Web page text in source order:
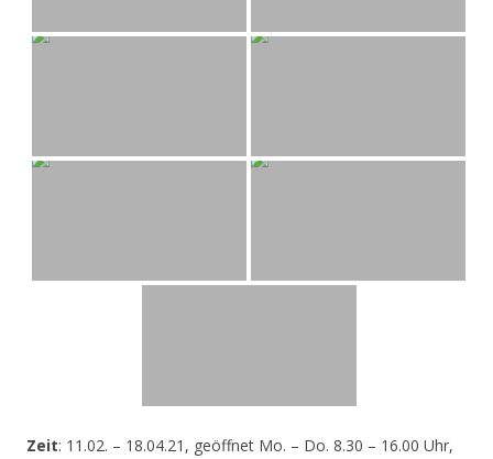
Zeit: 11.02. – 18.04.21, geöffnet Mo. – Do. 8.30 – 16.00 Uhr,